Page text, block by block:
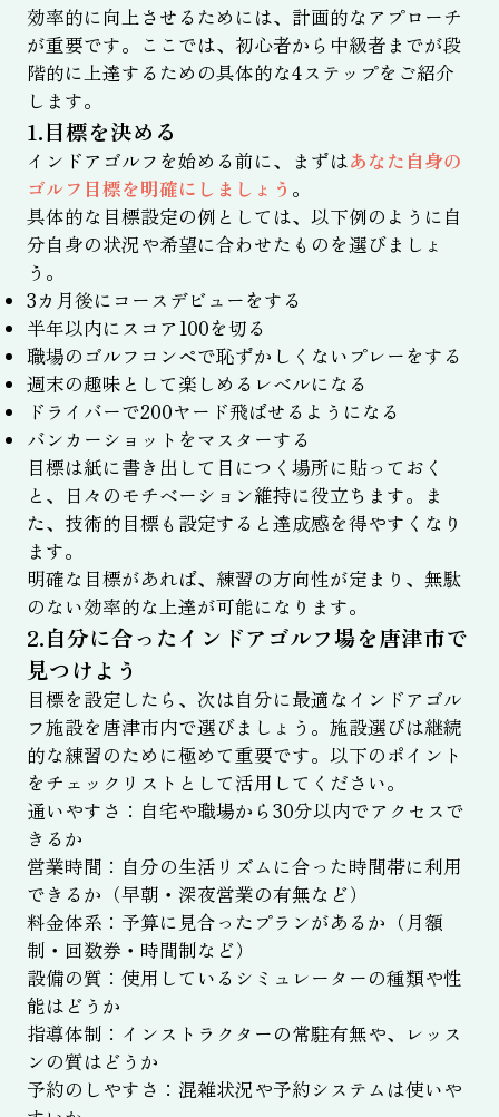
効率的に向上させるためには、計画的なアプローチ
が重要です。ここでは、初心者から中級者までが段
階的に上達するための具体的な4ステップをご紹介
します。
1.目標を決める
インドアゴルフを始める前に、まずはあなた自身の
ゴルフ目標を明確にしましょう 。
具体的な目標設定の例としては、以下例のように自
分自身の状況や希望に合わせたものを選びましょ
う。
3カ月後にコースデビューをする
半年以内にスコア100を切る
職場のゴルフコンペで恥ずかしくないプレーをする
週末の趣味として楽しめるレベルになる
ドライバーで200ヤード飛ばせるようになる
バンカーショットをマスターする
目標は紙に書き出して目につく場所に貼っておく
と、日々のモチベーション維持に役立ちます。ま
た、技術的目標も設定すると達成感を得やすくなり
ます。
明確な目標があれば、練習の方向性が定まり、無駄
のない効率的な上達が可能になります。
2.自分に合ったインドアゴルフ場を唐津市で
見つけよう
目標を設定したら、次は自分に最適なインドアゴル
フ施設を唐津市内で選びましょう。施設選びは継続
的な練習のために極めて重要です。以下のポイント
をチェックリストとして活用してください。
通いやすさ：自宅や職場から30分以内でアクセスで
きるか
営業時間：自分の生活リズムに合った時間帯に利用
できるか（早朝・深夜営業の有無など）
料金体系：予算に見合ったプランがあるか（月額
制・回数券・時間制など）
設備の質：使用しているシミュレーターの種類や性
能はどうか
指導体制：インストラクターの常駐有無や、レッス
ンの質はどうか
予約のしやすさ：混雑状況や予約システムは使いや